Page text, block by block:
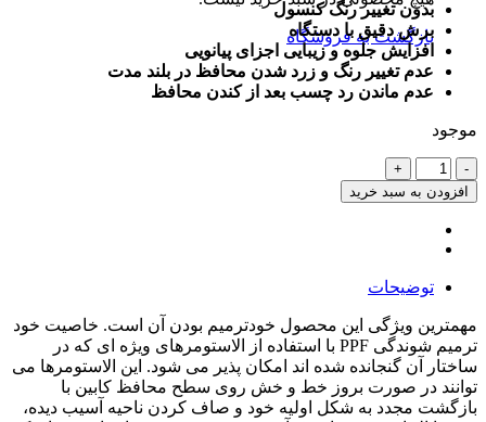
بازگشت به فروشگاه
بدون تغییر رنگ کنسول
برش دقیق با دستگاه
افزایش جلوه و زیبایی اجزای پیانویی
عدم تغییر رنگ و زرد شدن محافظ در بلند مدت
عدم ماندن رد چسب بعد از کندن محافظ
موجود
محافظ
خودترمیم
کنسول
و
مانیتور
کابین
M4
(اصلی
وارداتی
درجه
یک)
افزودن به سبد خرید
توضیحات
مهمترین ویژگی این محصول خودترمیم بودن آن است. خاصیت خود
ترمیم شوندگی PPF با استفاده از الاستومرهای ویژه ای که در
ساختار آن گنجانده شده اند امکان پذیر می شود. این الاستومرها می
توانند در صورت بروز خط و خش روی سطح محافظ کابین با
بازگشت مجدد به شکل اولیه خود و صاف کردن ناحیه آسیب دیده،